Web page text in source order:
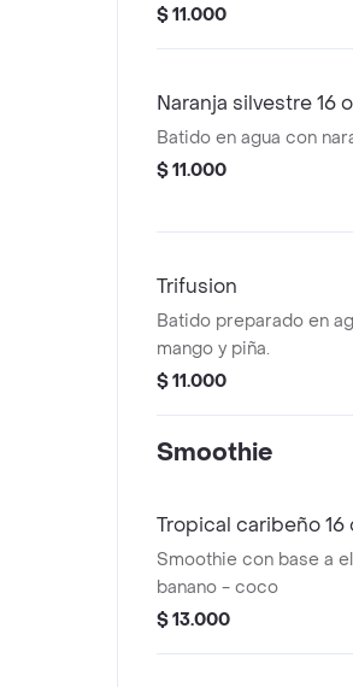
$ 11.000
Naranja silvestre 16
Batido en agua con
$ 11.000
Trifusion
Batido preparado en
mango y piña.
$ 11.000
Smoothie
Tropical caribeño 16
Smoothie con base a
banano - coco
$ 13.000